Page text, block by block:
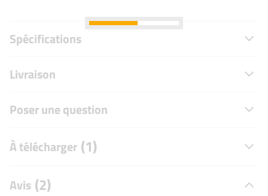
Spécifications
Livraison
Poser une question
À télécharger (1)
Avis (2)